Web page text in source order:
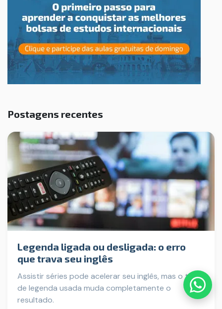
Postagens recentes
Legenda ligada ou desligada: o erro
que trava seu inglês
Assistir séries pode acelerar seu inglês, mas o tipo
de legenda usada muda completamente o
resultado.